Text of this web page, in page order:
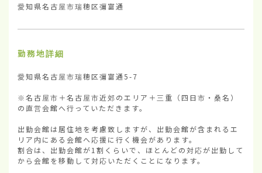
愛知県名古屋市瑞穂区彌富通
勤務地詳細
愛知県名古屋市瑞穂区彌富通5-7
※名古屋市＋名古屋市近郊のエリア＋三重（四日市・桑名）
の直営会館へ行っていただきます。
出勤会館は居住地を考慮致しますが、出勤会館が含まれるエ
リア内にある会館へ応援に行く機会があります。
割合は、出勤会館が1割くらいで、ほとんどの対応が出勤して
から会館を移動して対応いただくことになります。